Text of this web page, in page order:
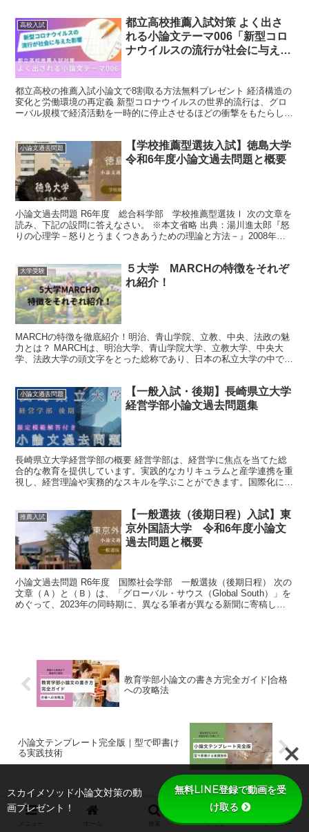
高校入試
都立高校推薦入試対策 よく出さ
れる小論文テーマ006「新型コロ
ナウイルスの流行が社会に与えた
都立高校の推薦入試小論文で8割取る方法無料プレゼント 経済構造の
変化と労働環境の再定義 新型コロナウイルスの世界的流行は、グロ
ーバル規模で経済活動を一時的に停止させるほどの衝撃をもたらしま
小論文過去問題
【学校推薦型選抜入試】徳島大学
令和6年度小論文過去問題と概要
小論文過去問題 R6年度 総合科学部 学校推薦型選抜Ⅰ 次の文章を
読み、下記の設問に答えなさい。 ※本文省略 出典：湯川進太郎『怒
りの心理学－怒りとうまくつきあうための理論と方法－』2008年
大学受験
５大学 MARCHの特徴をそれぞ
れ紹介！
MARCHの特徴を徹底紹介！明治、青山学院、立教、中央、法政の魅
力とは？ MARCHは、明治大学、青山学院大学、立教大学、中央大
学、法政大学の頭文字をとった総称であり、日本の私立大学の中でも
各大学の特徴を詳しく紹介します。
小論文過去問題
【一般入試・後期】長崎県立大学
経営学部小論文過去問題集
長崎県立大学経営学部の概要 経営学部は、経営学に焦点を当てた総
合的な教育を提供しています。実践的なカリキュラムと産学連携を重
視し、経営理論や実務的なスキルを学ぶことができます。国際化にも
推薦入試
【一般選抜（後期日程）入試】東
京外国語大学 令和6年度小論文
過去問題と概要
小論文過去問題 R6年度 国際社会学部 一般選抜（後期日程） 次の
文章（Ａ）と（Ｂ）は、「グローバル・サウス（Global South）」を
めぐって、2023年の同時期に、異なる筆者が異なる新聞に寄稿した
教育学部小論文の書き方完全ガイド|合格
への攻略法
小論文テンプレート完全版｜型で即書け
る実践技術
トップ サイドバー
スカイメソッド小論文対策の動
画プレゼント！
無料LINE登録で動画を受
け取る